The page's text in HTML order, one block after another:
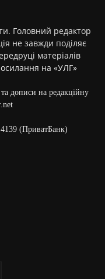
Головний редактор
не завжди поділяє
матеріалів
на «УЛГ»
дописи на редакційну
(ПриватБанк)